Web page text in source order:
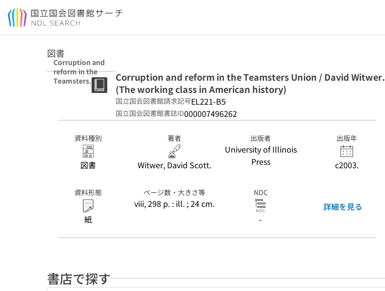
本文へ移動
図書
Corruption and
reform in the
Teamsters
Union / David
American
Corruption and reform in the Teamsters Union / David Witwer.
(The working class in American history)
国立国会図書館請求記号EL221-B5
国立国会図書館書誌ID000007496262
資料種別
図書
著者
Witwer, David Scott.
出版者
University of Illinois
Press
出版年
c2003.
資料形態
紙
ページ数・大きさ等
viii, 298 p. : ill. ; 24 cm.
NDC
-
詳細を見る
書店で探す